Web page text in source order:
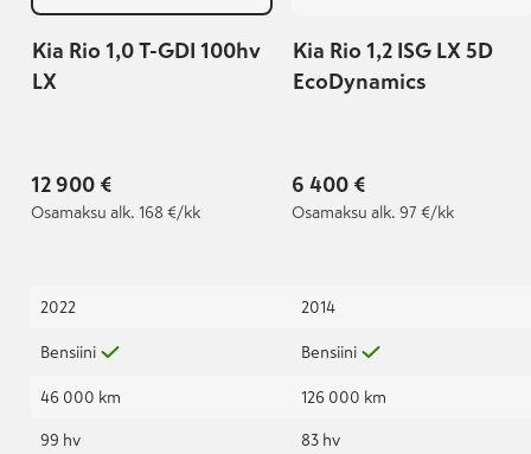
Kia Rio 1,0 T-GDI 100hv
LX
12 900 €
Osamaksu alk. 168 €/kk
2022
Bensiini
46 000 km
99 hv
Kia Rio 1,2 ISG LX 5D
EcoDynamics
6 400 €
Osamaksu alk. 97 €/kk
2014
Bensiini
126 000 km
83 hv